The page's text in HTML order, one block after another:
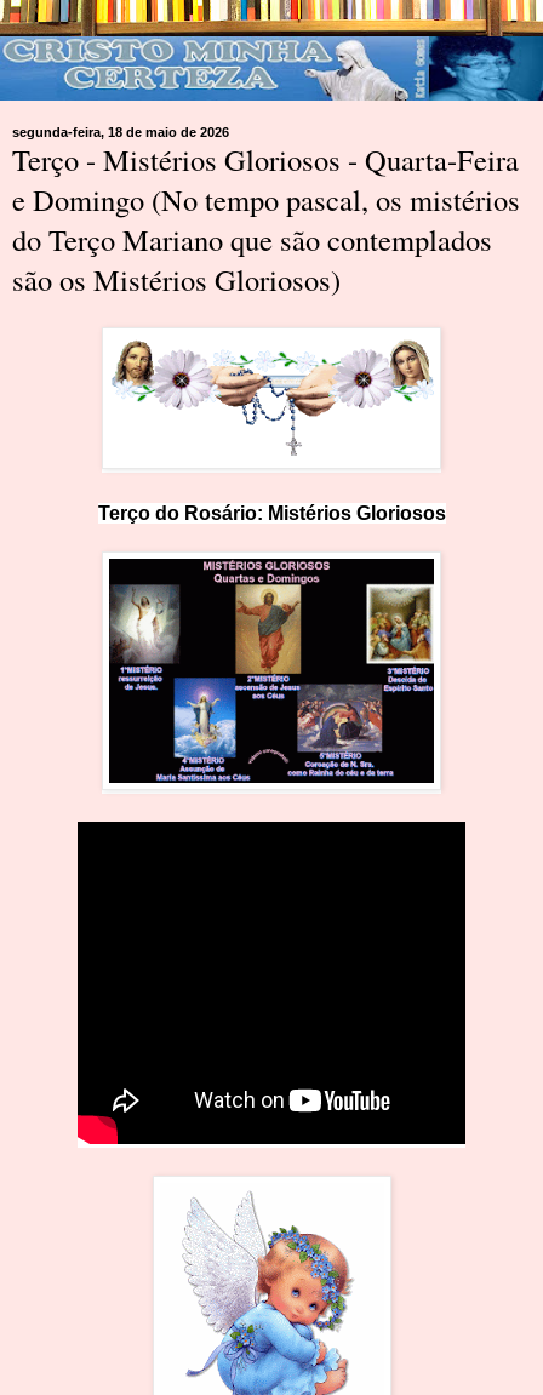
segunda-feira, 18 de maio de 2026
Terço - Mistérios Gloriosos - Quarta-Feira
e Domingo (No tempo pascal, os mistérios
do Terço Mariano que são contemplados
são os Mistérios Gloriosos)
Terço do Rosário: Mistérios Gloriosos